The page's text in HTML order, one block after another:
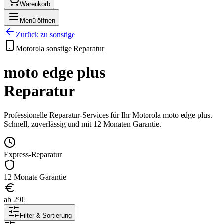
Warenkorb
Menü öffnen
Zurück zu sonstige
Motorola sonstige Reparatur
moto edge plus
Reparatur
Professionelle Reparatur-Services für IhrMotorola moto edge plus.
Schnell, zuverlässig und mit 12 Monaten Garantie.
Express-Reparatur
12 Monate Garantie
ab 29€
Filter & Sortierung